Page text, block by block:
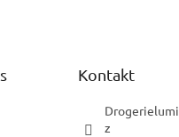
Kontakt
Drogerielumi
z